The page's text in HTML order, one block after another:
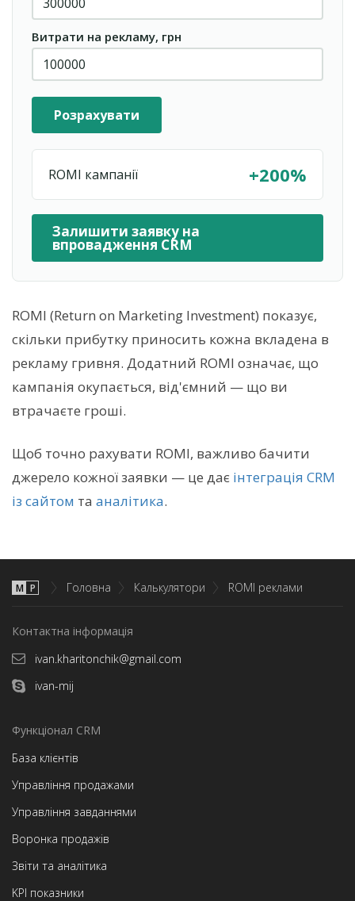
Витрати на рекламу, грн
Розрахувати
ROMI кампанії +200%
Залишити заявку на
впровадження CRM
ROMI (Return on Marketing Investment) показує,
скільки прибутку приносить кожна вкладена в
рекламу гривня. Додатний ROMI означає, що
кампанія окупається, від'ємний — що ви
втрачаєте гроші.
Щоб точно рахувати ROMI, важливо бачити
джерело кожної заявки — це дає інтеграція CRM
із сайтом та аналітика.
М P Головна Калькулятори ROMI реклами
Контактна інформація
ivan.kharitonchik@gmail.com
ivan-mij
Функціонал CRM
База клієнтів
Управління продажами
Управління завданнями
Воронка продажів
Звіти та аналітика
KPI показники